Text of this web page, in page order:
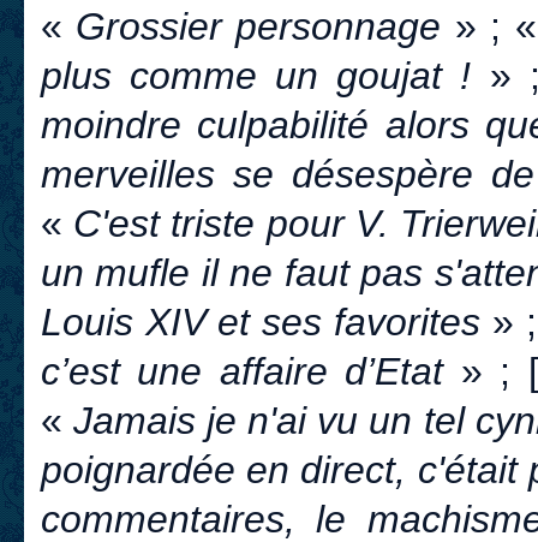
« Grossier personnage » ;
plus comme un goujat ! »
moindre culpabilité alors
merveilles se désespère
« C'est triste pour V.
un mufle il ne faut pas
Louis XIV et ses favorites »
c’est une affaire d’Etat » ;
« Jamais je n'ai vu un tel
poignardée en direct, c'était
commentaires, le